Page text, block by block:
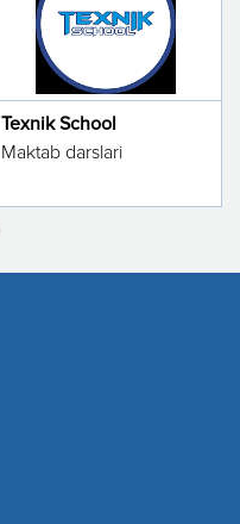
Texnik School
Maktab darslari